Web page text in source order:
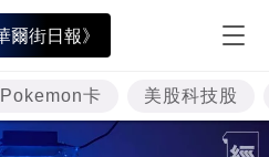
爾街日報》
Pokemon卡 美股科技股